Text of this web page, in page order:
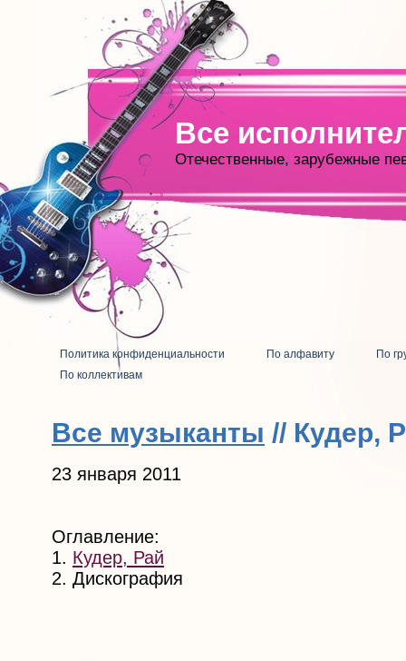
Все
Отечественные, зарубежные
Политика конфиденциальности По алфавиту
По
По коллективам
Все музыканты // Кудер,
23 января 2011
Оглавление:
1. Кудер, Рай
2. Дискография